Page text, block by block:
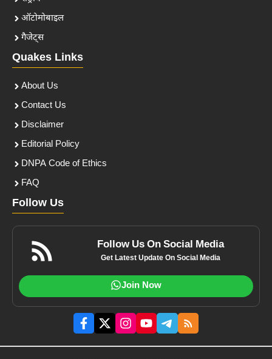
ऑटोमोबाइल
गैजेट्स
Quakes Links
About Us
Contact Us
Disclaimer
Editorial Policy
DNPA Code of Ethics
FAQ
Follow Us
Follow Us On Social Media
Get Latest Update On Social Media
Join Now